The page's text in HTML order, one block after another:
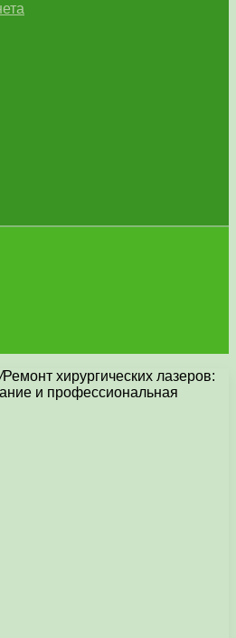
/Ремонт хирургических лазеров:
и профессиональная